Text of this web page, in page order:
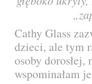
Cathy Glass
dzieci, ale tym
osoby
wspominałam